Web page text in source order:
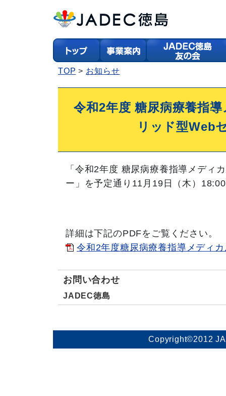
TOP お知らせ
令和2年度 糖尿病療養指
リッド型Web
「令和2年度 糖尿病療養指導メディ
ー」を予定通り11月19日（木）
詳細は下記のPDFをご覧ください
令和2年度糖尿病療養指導メディ
お問い合わせ
JADEC徳島
Copyright©2012